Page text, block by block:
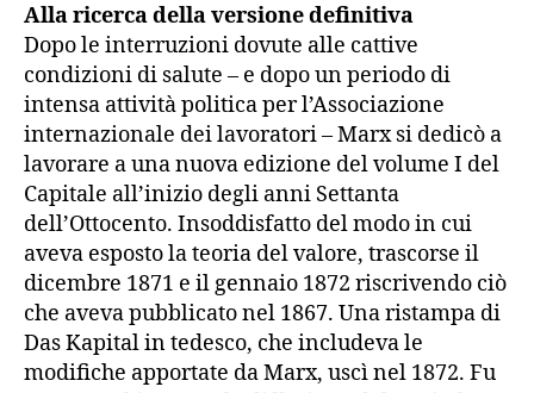
Alla ricerca della versione definitiva
Dopo le interruzioni dovute alle cattive
condizioni di salute – e dopo un periodo di
intensa attività politica per l’Associazione
internazionale dei lavoratori – Marx si dedicò a
lavorare a una nuova edizione del volume I del
Capitale all’inizio degli anni Settanta
dell’Ottocento. Insoddisfatto del modo in cui
aveva esposto la teoria del valore, trascorse il
dicembre 1871 e il gennaio 1872 riscrivendo ciò
che aveva pubblicato nel 1867. Una ristampa di
Das Kapital in tedesco, che includeva le
modifiche apportate da Marx, uscì nel 1872. Fu